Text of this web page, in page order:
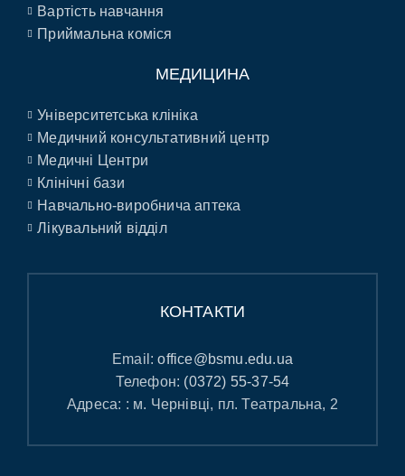
Вартість навчання
Приймальна коміся
МЕДИЦИНА
Університетська клініка
Медичний консультативний центр
Медичні Центри
Клінічні бази
Навчально-виробнича аптека
Лікувальний відділ
КОНТАКТИ
Email:office@bsmu.edu.ua
Телефон: (0372) 55-37-54
Адреса: : м. Чернівці, пл. Театральна, 2